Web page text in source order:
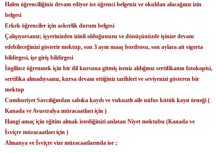
Halen öğrenciliğiniz devam ediyor ise öğrenci belgeniz ve okuldan alacağınız izin
belgesi
Erkek öğrenciler için askerlik durum belgesi
Çalışıyorsanız; işyerinizden izinli olduğunuzu ve dönüşünüzde işinize devam
edebileceğinizi gösterir mektup, son 3 ayın maaş bordrosu, son aylara ait sigorta
bildirgesi, işe giriş bildirgesi
İngilizce öğrenmek için bir dil kursuna gitmiş iseniz aldığınız sertifikanın fotokopisi,
sertifika almadıysanız, kursa devam ettiğiniz tarihleri ve seviyenizi gösteren bir
mektup
Cumhuriyet Savcılığından sabıka kaydı ve vukuatlı aile nüfus kütük kayıt örneği (
Kanada ve Avustralya müracaatları için )
Hangi amaç için eğitim almak istediğinizi anlatan Niyet mektubu (Kanada ve
İsviçre müracaatları için )
Almanya ve İsviçre vize müracaatlarında ise ;